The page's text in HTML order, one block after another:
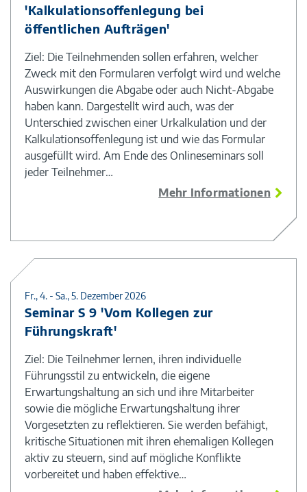
'Kalkulationsoffenlegung bei
öffentlichen Aufträgen'
Ziel: Die Teilnehmenden sollen erfahren, welcher
Zweck mit den Formularen verfolgt wird und welche
Auswirkungen die Abgabe oder auch Nicht-Abgabe
haben kann. Dargestellt wird auch, was der
Unterschied zwischen einer Urkalkulation und der
Kalkulationsoffenlegung ist und wie das Formular
ausgefüllt wird. Am Ende des Onlineseminars soll
jeder Teilnehmer…
Mehr Informationen
Fr., 4. - Sa., 5. Dezember 2026
Seminar S 9 'Vom Kollegen zur
Führungskraft'
Ziel: Die Teilnehmer lernen, ihren individuelle
Führungsstil zu entwickeln, die eigene
Erwartungshaltung an sich und ihre Mitarbeiter
sowie die mögliche Erwartungshaltung ihrer
Vorgesetzten zu reflektieren. Sie werden befähigt,
kritische Situationen mit ihren ehemaligen Kollegen
aktiv zu steuern, sind auf mögliche Konflikte
vorbereitet und haben effektive…